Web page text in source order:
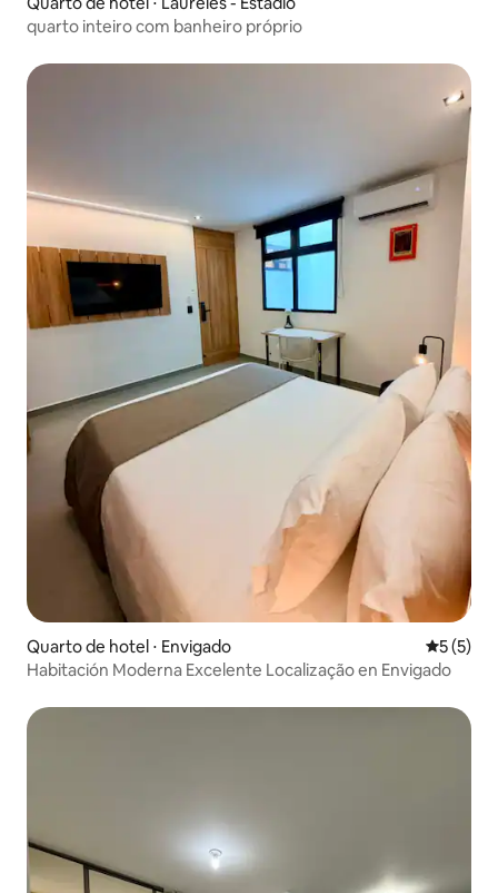
quarto inteiro com banheiro próprio
Quarto de hotel ⋅ Envigado 5 de
5 (5)
Habitación Moderna Excelente Localização en Envigado